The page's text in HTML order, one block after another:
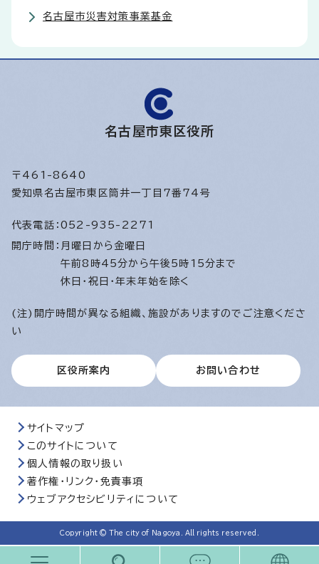
名古屋市災害対策事業基金
名古屋市東区役所
〒461-8640
愛知県名古屋市東区筒井一丁目7番74号
代表電話： 052-935-2271
開庁時間： 月曜日から金曜日
午前8時45分から午後5時15分まで
休日・祝日・年末年始を除く
(注)開庁時間が異なる組織、施設がありますのでご注意くださ
い
区役所案内 お問い合わせ
サイトマップ
このサイトについて
個人情報の取り扱い
著作権・リンク・免責事項
ウェブアクセシビリティについて
Copyright © The city of Nagoya. All rights reserved.